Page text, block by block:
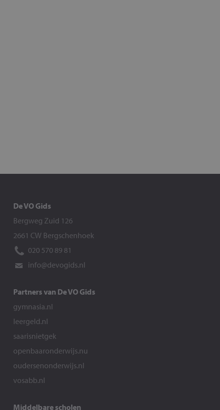
De VO Gids
Bergweg Zuid 126
2661 CW Bergschenhoek
020 570 89 81
info@devogids.nl
Partners van De VO Gids
gymnasia.nl
leergeld.nl
saarisnietgek
openbaaronderwijs.nu
oudersenonderwijs.nl
vosabb.nl
Middelbare scholen